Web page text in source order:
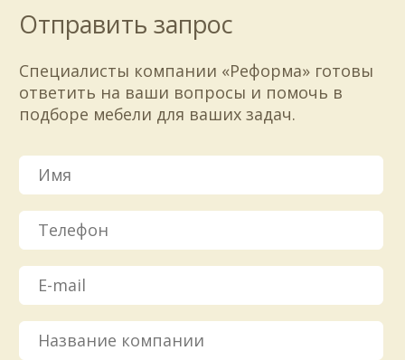
Отправить запрос
Специалисты компании «Реформа» готовы
ответить на ваши вопросы и помочь в
подборе мебели для ваших задач.